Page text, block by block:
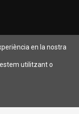
lists/official-
en la nostra
utilitzant o